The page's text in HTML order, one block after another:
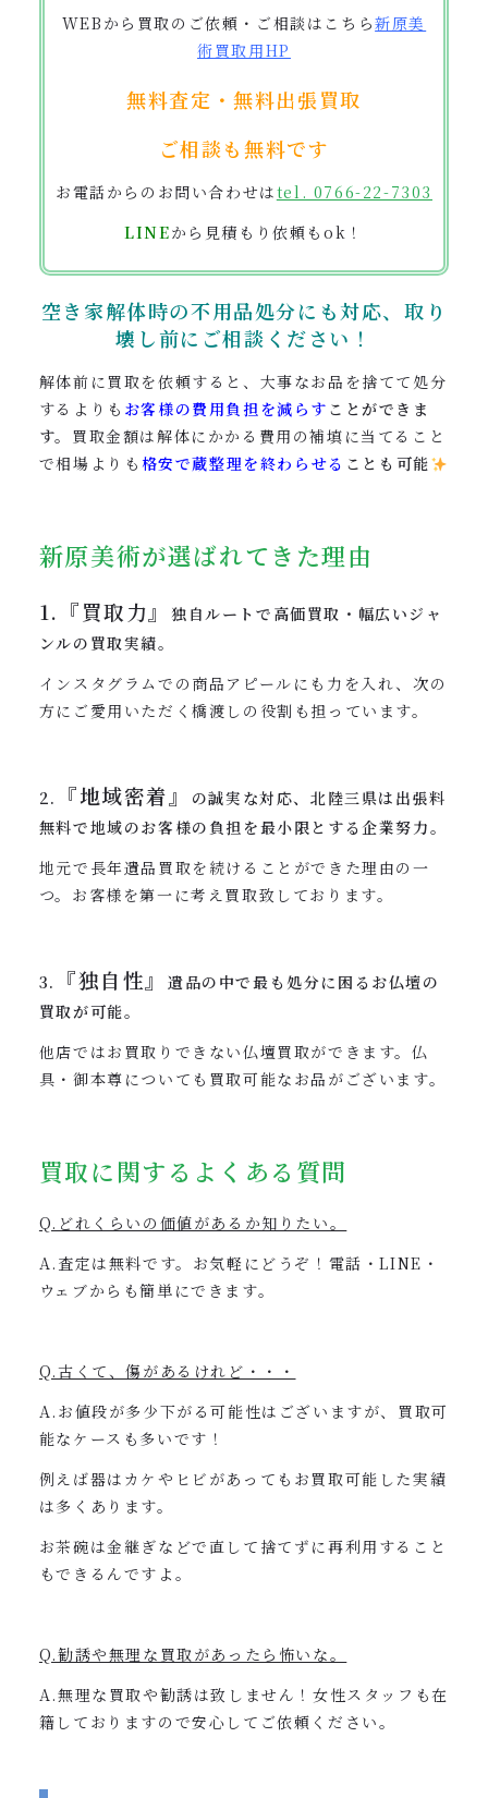
WEBから買取のご依頼・ご相談はこちら新原美
術買取用HP
無料査定・無料出張買取
ご相談も無料です
お電話からのお問い合わせはtel. 0766-22-7303
LINEから見積もり依頼もok！
空き家解体時の不用品処分にも対応、 取り
壊し前にご相談ください！
解体前に買取を依頼すると、大事なお品を捨てて処分
するよりも お客様の費用負担を減らす ことができま
す。 買取金額は解体にかかる費用の補填に当てること
で相場よりも 格安で蔵整理を終わらせる ことも可能
新原美術が選ばれてきた理由
1.『買取力』独自ルートで高価買取・幅広いジャ
ンルの買取実績。
インスタグラムでの商品アピールにも力を入れ、次の
方にご愛用いただく橋渡しの役割も担っています。
2. 『地域密着』
の誠実な対応、北陸三県は出張料
無料で地域のお客様の負担を最小限とする企業努力。
地元で長年遺品買取を続けることができた理由の一
つ。お客様を第一に考え買取致しております。
3. 『独自性』遺品の中で最も処分に困るお仏壇の
買取が可能。
他店ではお買取りできない仏壇買取ができます。仏
具・御本尊についても買取可能なお品がございます。
買取に関するよくある質問
Q.どれくらいの価値があるか知りたい。
A.査定は無料です。お気軽にどうぞ！電話・LINE・
ウェブからも簡単にできます。
Q.古くて、傷があるけれど・・・
A.お値段が多少下がる可能性はございますが、買取可
能なケースも多いです！
例えば器はカケやヒビがあってもお買取可能した実績
は多くあります。
お茶碗は金継ぎなどで直して捨てずに再利用すること
もできるんですよ。
Q.勧誘や無理な買取があったら怖いな。
A.無理な買取や勧誘は致しません！女性スタッフも在
籍しておりますので安心してご依頼ください。